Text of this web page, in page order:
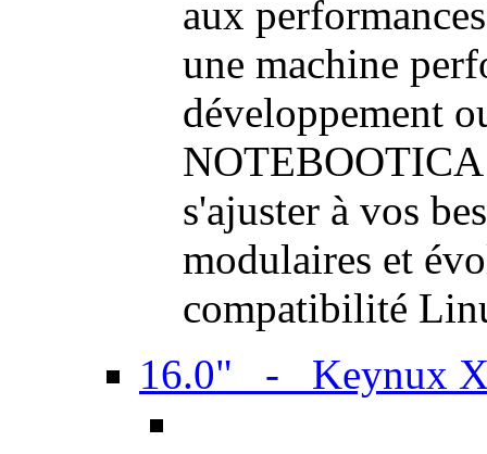
aux
une machine
développement
NOTEBOOTICA
s'ajuster à vos
modulaires et
compatibilité
16.0" - Keynux